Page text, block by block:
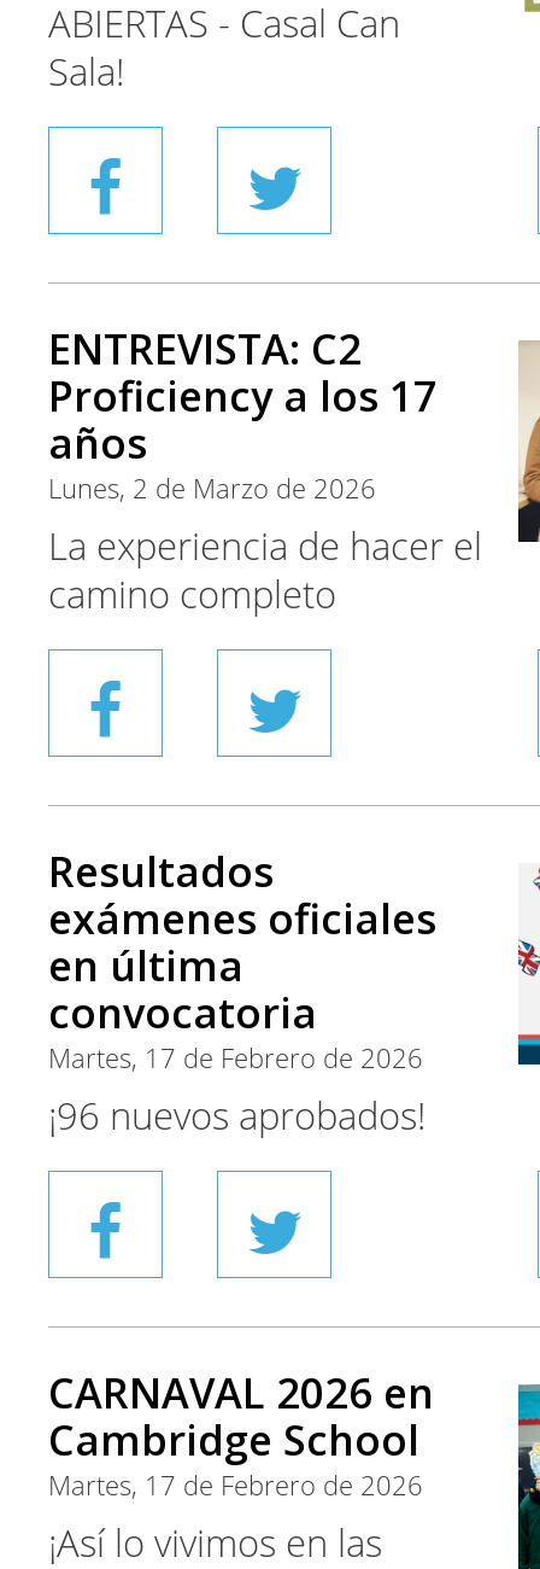
ABIERTAS - Casal Can
Sala!
ENTREVISTA: C2
Proficiency a los 17
años
Lunes, 2 de Marzo de 2026
La experiencia de hacer el
camino completo
Resultados
exámenes oficiales
en última
convocatoria
Martes, 17 de Febrero de 2026
¡96 nuevos aprobados!
CARNAVAL 2026 en
Cambridge School
Martes, 17 de Febrero de 2026
¡Así lo vivimos en las